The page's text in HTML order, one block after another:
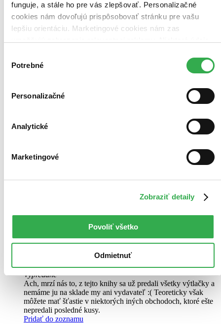
funguje, a stále ho pre vás zlepšovať. Personalizačné
cookies nám dovoľujú prispôsobovať stránku pre vašu
lepšiu orientáciu. Marketingové cookies nám zas
keby sme mohli používať všetky tieto cookies. Ďakujeme!
súhlasu
Potrebné
Personalizačné
Analytické
Marketingové
Zobraziť detaily
Povoliť všetko
Odmietnuť
Druhé, upravené a doplněné vydání
2. diel sérieAnatomie
Tento díl obsahuje gastropulmonální a urogenitální systém a
soustavu žláz s vnitřní sekrecí, která je koncipována jako funkční
Knihapevná väzba
Vypredané
Ach, mrzí nás to, z tejto knihy sa už predali všetky výtlačky a
nemáme ju na sklade my ani vydavateľ :( Teoreticky však
môžete mať šťastie v niektorých iných obchodoch, ktoré ešte
nepredali posledné kusy.
Pridať do zoznamu